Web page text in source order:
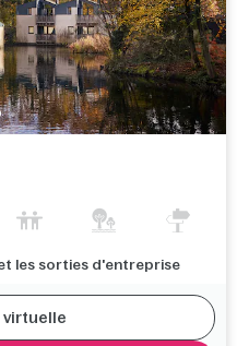
les sorties d'entreprise
virtuelle